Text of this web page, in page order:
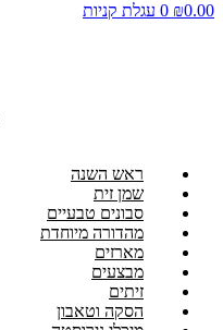
₪0.00
0 עגלת קניות
ראש השנה
שמן זית
סבונים טבעיים
מהדורה מיוחדת
מארזים
מבצעים
זיתים
הסקה וטאבון